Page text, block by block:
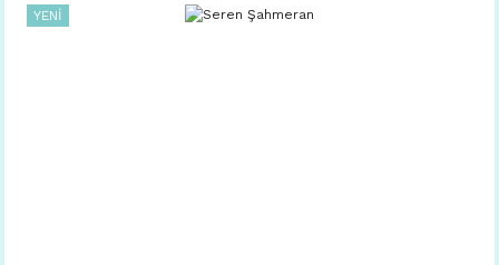
YENİ